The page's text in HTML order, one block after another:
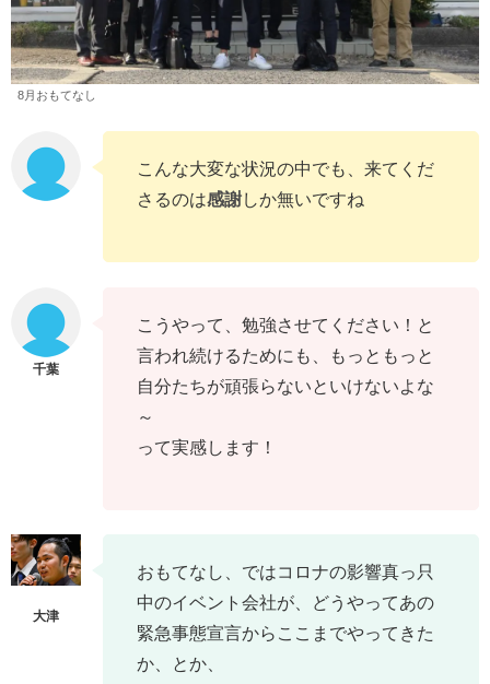
8月おもてなし
こんな大変な状況の中でも、来てくだ
さるのは感謝しか無いですね
こうやって、勉強させてください！と
言われ続けるためにも、もっともっと
自分たちが頑張らないといけないよな
～
って実感します！
おもてなし、ではコロナの影響真っ只
中のイベント会社が、どうやってあの
緊急事態宣言からここまでやってきた
か、とか、